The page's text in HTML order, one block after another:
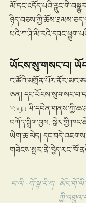
ཡོངས་སུ་གསང་བ།
ཅན།
Yoga
བཀོད་སྒྲིག་བྱས:
ཡིག་ཆ་མེད།
བ་ལི · ཀོ་སྟ་རི་ཀ ·